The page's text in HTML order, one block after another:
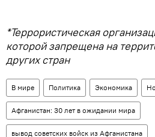
*Террористическая
которой запрещена на
других стран
В мире Политика Экономика
Афганистан: 30 лет в ожидании мира
вывод советских войск из Афганистана